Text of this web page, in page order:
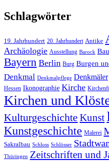
Schlagwörter
19. Jahrhundert 20. Jahrhundert Antike
Archäologie Ausstellung Barock
Bayern Berlin Burg Burgen
Denkmal Denkmalpflege Denkmäler
Hessen Ikonographie Kirche
Kirchen und
Kulturgeschichte Kunst
Kunstgeschichte Malerei
Sakralbau Schloss Schlösser
Thüringen Zeitschriften und